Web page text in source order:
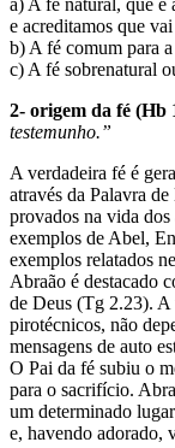
a) A fé natural, que é
e acreditamos que vai
b) A fé comum para
c) A fé sobrenatural
2- origem da fé (Hb
testemunho.”
A verdadeira fé é
através da Palavra
provados na vida
exemplos de Abel,
exemplos relatados
Abraão é destacado
de Deus (Tg 2.23). A
pirotécnicos, não
mensagens de auto
O Pai da fé subiu o
para o sacrifício.
um determinado
e, havendo adorado,